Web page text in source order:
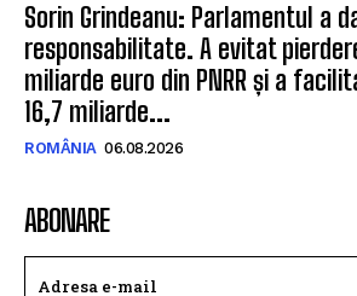
Sorin Grindeanu: Parlamentul a
responsabilitate. A evitat
miliarde euro din PNRR și a
16,7 miliarde...
ROMÂNIA 06.08.2026
ABONARE